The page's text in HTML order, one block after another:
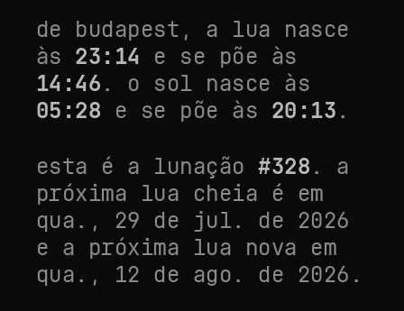
de budapest , a lua nasce
às 23:14 e se põe às
14:46. o sol nasce às
05:28 e se põe às 20:13.
esta é a lunação#328. a
próxima lua cheia é em
qua., 29 de jul. de 2026
e a próxima lua nova em
qua., 12 de ago. de 2026 .